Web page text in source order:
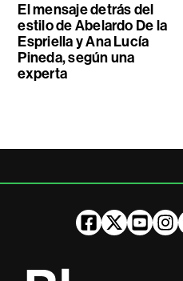
El mensaje detrás del
estilo de Abelardo De la
Espriella y Ana Lucía
Pineda, según una
experta